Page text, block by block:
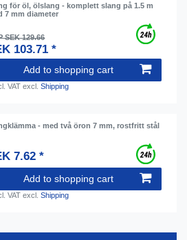
för öl, ölslang - komplett slang på 1.5 m
7 mm diameter
SEK 129.66
103.71 *
Add to shopping cart
VAT excl.Shipping
- med två öron 7 mm, rostfritt stål
7.62 *
Add to shopping cart
VAT excl.Shipping